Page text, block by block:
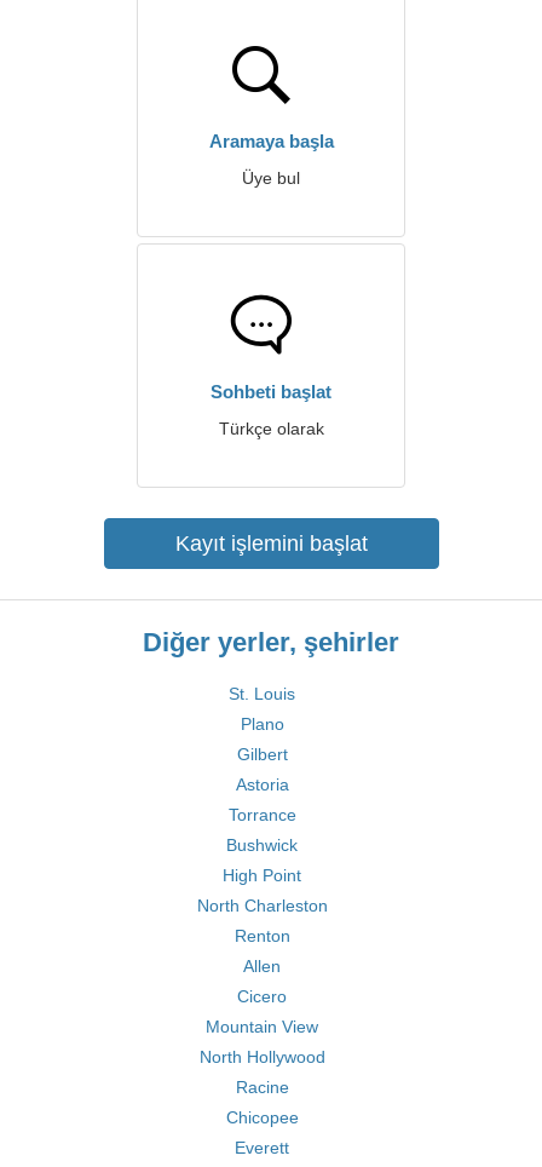
Aramaya başla
Üye bul
Sohbeti başlat
Türkçe olarak
Kayıt işlemini başlat
Diğer yerler, şehirler
St. Louis
Plano
Gilbert
Astoria
Torrance
Bushwick
High Point
North Charleston
Renton
Allen
Cicero
Mountain View
North Hollywood
Racine
Chicopee
Everett